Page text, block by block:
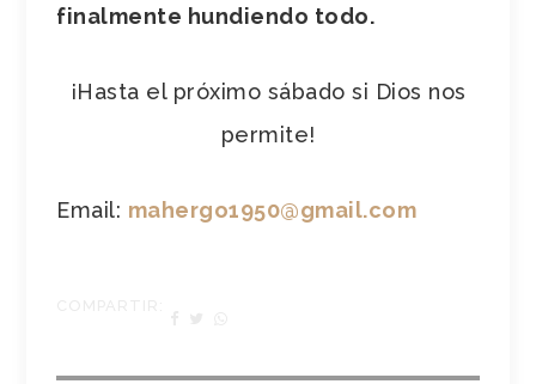
finalmente hundiendo todo.
¡Hasta el próximo sábado si Dios nos
permite!
Email: mahergo1950@gmail.com